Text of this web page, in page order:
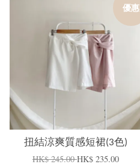
優惠
扭結涼爽質感短裙(3色)
HK$ 245.00HK$ 235.00